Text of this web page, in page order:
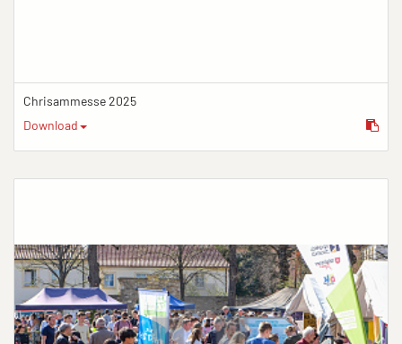
Chrisammesse 2025
Download